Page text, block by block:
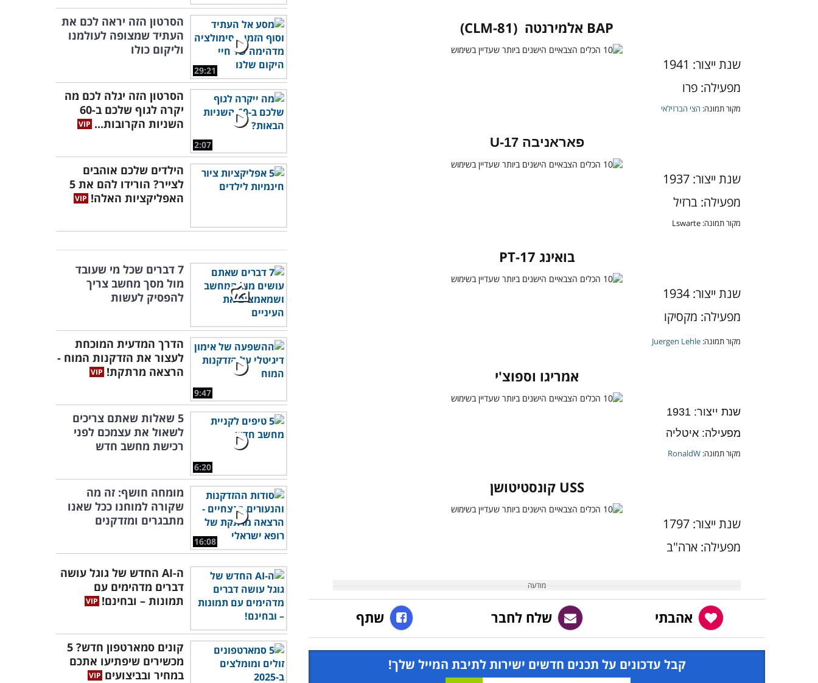
BAP אלמירנטה (CLM-81)
שנת ייצור: 1941
מפעילה: פרו
מקור תמונה: הצי הברזילאי
פאראניבה U-17
שנת ייצור: 1937
מפעילה: ברזיל
מקור תמונה: Lswarte
בואינג PT-17
שנת ייצור: 1934
מפעילה: מקסיקו
מקור תמונה: Juergen Lehle
אמריגו וספוצ'י
שנת ייצור: 1931
מפעילה: איטליה
מקור תמונה: RonaldW
USS קונסטיטושן
שנת ייצור: 1797
מפעילה: ארה"ב
אהבתי שלח לחבר שתף
קבל עדכונים על תכנים חדשים ישירות לתיבת המייל שלך!
29:21
הסרטון הזה יראה לכם את
העתיד שמצופה לעולמנו
וליקום כולו
2:07
הסרטון הזה יגלה לכם מה
יקרה לגוף שלכם ב-60
השניות הקרובות...
הילדים שלכם אוהבים
לצייר? הורידו להם את 5
האפליקציות האלה!
7 דברים שכל מי שעובד
מול מסך מחשב צריך
להפסיק לעשות
9:47
הדרך המדעית המוכחת
לעצור את הזדקנות המוח -
הרצאה מרתקת!
6:20
5 שאלות שאתם צריכים
לשאול את עצמכם לפני
רכישת מחשב חדש
16:08
מומחה חושף: זה מה
שקורה למוחנו ככל שאנו
מתבגרים ומזדקנים
ה-AI החדש של גוגל עושה
דברים מדהימים עם
תמונות – ובחינם!
קונים סמארטפון חדש? 5
מכשירים שיפתיעו אתכם
במחיר ובביצועים